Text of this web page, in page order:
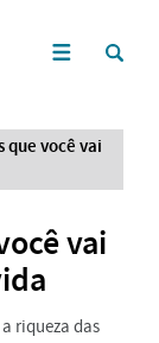
que você vai
vai
riqueza das